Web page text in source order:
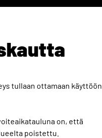
tullaan ottamaan käyttöön
on, että
poistettu.